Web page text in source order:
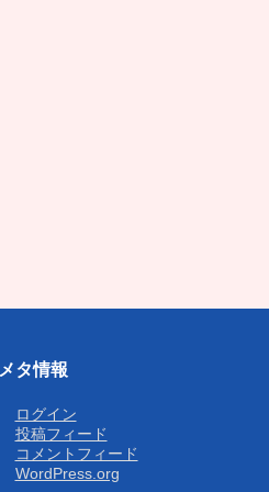
メタ情報
ログイン
投稿フィード
コメントフィード
WordPress.org